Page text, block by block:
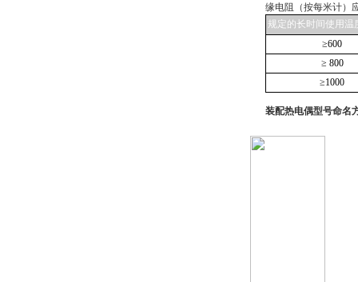
缘电阻（按每米计）
规定的长时间使用
≥600
≥ 800
≥1000
装配热电偶型号命名